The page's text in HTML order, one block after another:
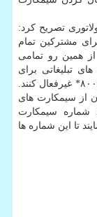
تصریح كرد:
مشتركین تمام
از همین رو تمامی
تبلیغاتی برای
سیمكارت خویش را با شماره گیری كد دستوری #۸۰۰* غیرفعال كنند.
از سیمكارت های
شماره سیمكارت
به سرشماره ۱۹۵ ارسال نمایند تا این شماره ها